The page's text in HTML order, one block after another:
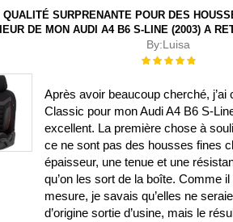
QUALITÉ SURPRENANTE POUR DES
DE MON AUDI A4 B6 S-LINE (2003) A
By:Luisa
Évaluation :
Après avoir beaucoup cherché,
Classic pour mon Audi A4 B6 S-
excellent. La première chose à
ce ne sont pas des housses fines
épaisseur, une tenue et une
qu’on les sort de la boîte. Comme
mesure, je savais qu’elles ne
d’origine sortie d’usine, mais le